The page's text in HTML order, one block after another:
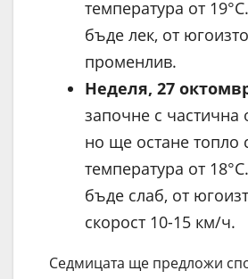
температура от
бъде лек, от
променлив.
Неделя, 27
започне с частична
но ще остане топло
температура от
бъде слаб, от
скорост 10-15 км/ч.
Седмицата ще предложи